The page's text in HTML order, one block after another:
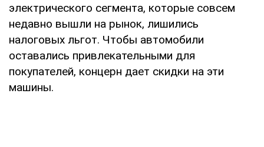
электрического сегмента, которые совсем
недавно вышли на рынок, лишились
налоговых льгот. Чтобы автомобили
оставались привлекательными для
покупателей, концерн дает скидки на эти
машины.